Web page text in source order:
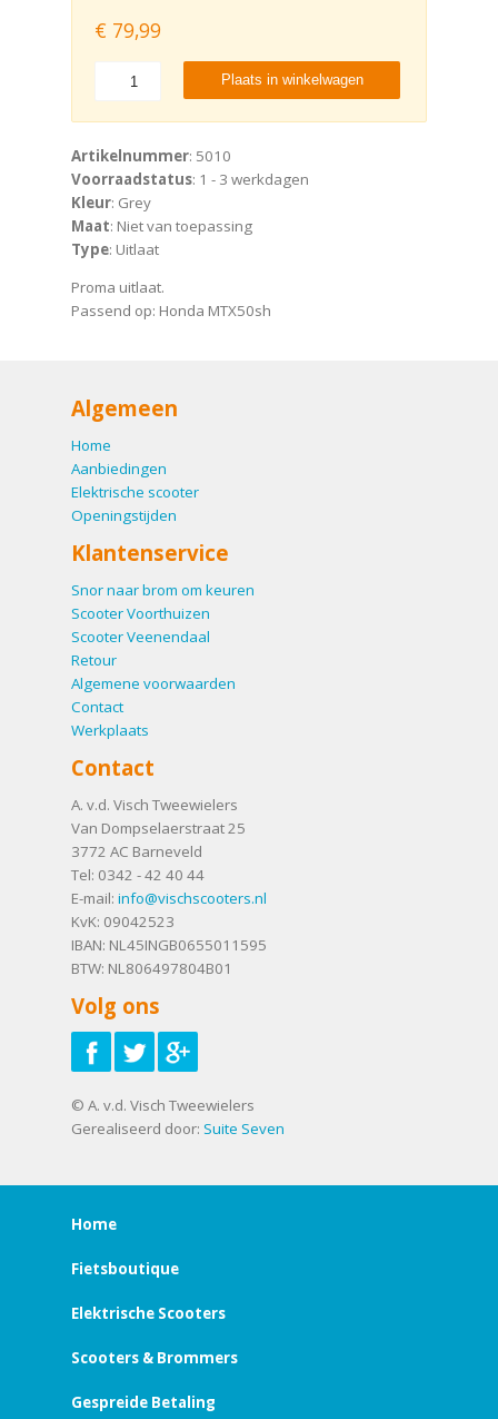
€ 79,99
Plaats in winkelwagen
Artikelnummer: 5010
Voorraadstatus: 1 - 3 werkdagen
Kleur: Grey
Maat: Niet van toepassing
Type: Uitlaat
Proma uitlaat.
Passend op: Honda MTX50sh
Algemeen
Home
Aanbiedingen
Elektrische scooter
Openingstijden
Klantenservice
Snor naar brom om keuren
Scooter Voorthuizen
Scooter Veenendaal
Retour
Algemene voorwaarden
Contact
Werkplaats
Contact
A. v.d. Visch Tweewielers
Van Dompselaerstraat 25
3772 AC Barneveld
Tel: 0342 - 42 40 44
E-mail: info@vischscooters.nl
KvK: 09042523
IBAN: NL45INGB0655011595
BTW: NL806497804B01
Volg ons
© A. v.d. Visch Tweewielers
Gerealiseerd door: Suite Seven
Home
Fietsboutique
Elektrische Scooters
Scooters & Brommers
Gespreide Betaling